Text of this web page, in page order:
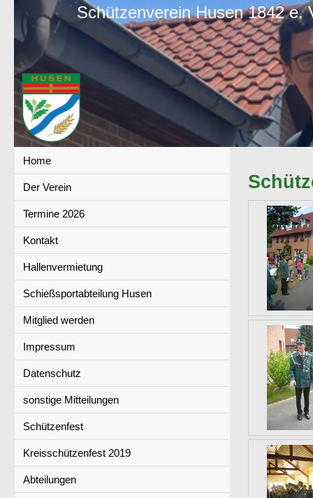
Schützenverein Husen 1842 e.
Home
Der Verein
Termine 2026
Kontakt
Hallenvermietung
Schießsportabteilung Husen
Mitglied werden
Impressum
Datenschutz
sonstige Mitteilungen
Schützenfest
Kreisschützenfest 2019
Abteilungen